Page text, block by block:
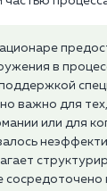
в
важно для
или для
сосредоточено